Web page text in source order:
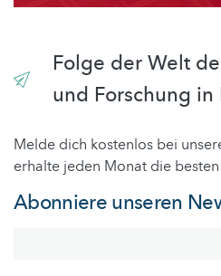
Folge der Welt
und Forschung
Melde dich kostenlos bei
erhalte jeden Monat die
Abonniere unseren